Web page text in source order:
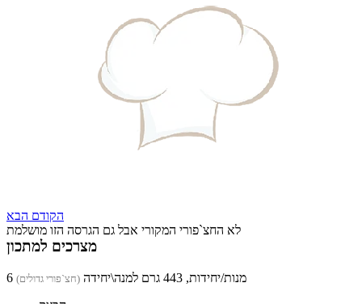
הקודם הבא
לא החצ`פורי המקורי אבל גם הגרסה הזו מושלמת
מצרכים למתכון
6 מנות/יחידות, 443 גרם למנה\יחידה (חצ`פורי גדולים)